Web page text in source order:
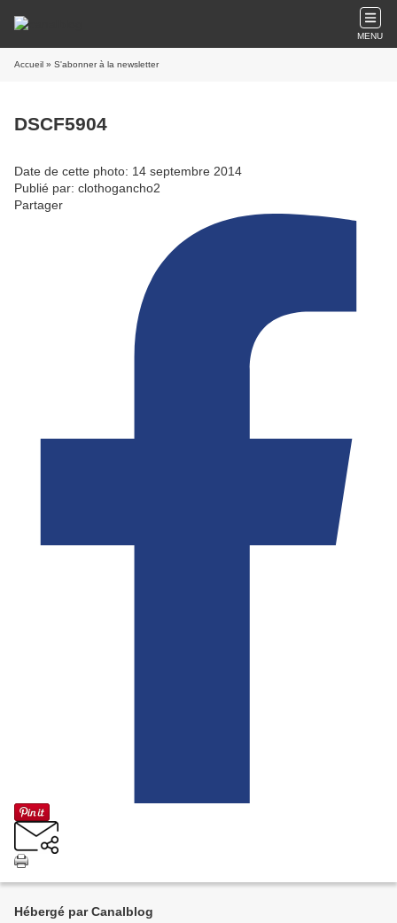
MENU
Accueil » S'abonner à la newsletter
DSCF5904
Date de cette photo: 14 septembre 2014
Publié par: clothogancho2
Partager
Hébergé par Canalblog